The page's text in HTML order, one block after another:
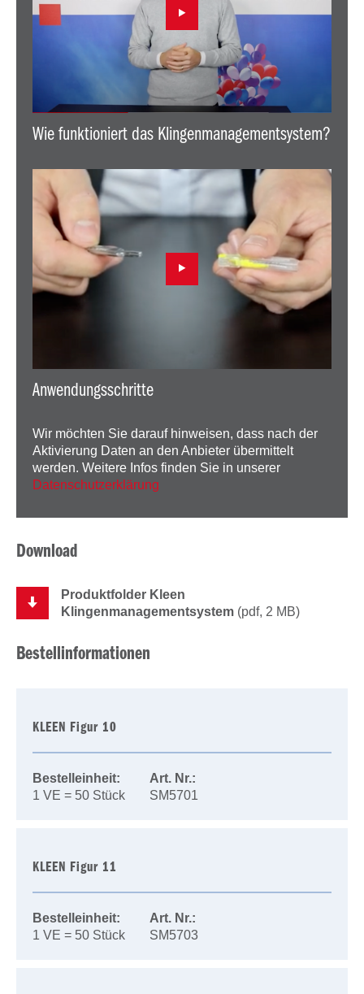
Wie funktioniert das Klingenmanagementsystem?
Anwendungsschritte
Wir möchten Sie darauf hinweisen, dass nach der
Aktivierung Daten an den Anbieter übermittelt
werden. Weitere Infos finden Sie in unserer
Datenschutzerklärung
Download
Produktfolder Kleen
Klingenmanagementsystem (pdf, 2 MB)
Bestellinformationen
KLEEN Figur 10
Bestelleinheit:
Art. Nr.:
1 VE = 50 Stück
SM5701
KLEEN Figur 11
Bestelleinheit:
Art. Nr.:
1 VE = 50 Stück
SM5703